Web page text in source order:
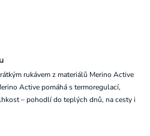
rukávem z materiálů Merino Active
Active pomáhá s termoregulací,
– pohodlí do teplých dnů, na cesty i